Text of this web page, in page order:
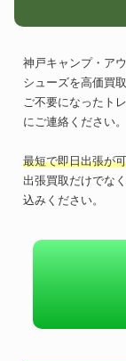
神戸キャンプ・ア
シューズを高価買
ご不要になったト
にご連絡ください。
最短で即日出張が
出張買取だけでな
込みください。